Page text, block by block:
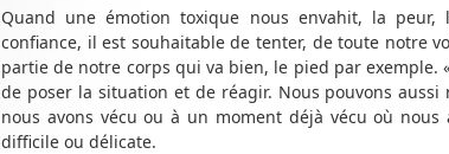
Quand une émotion toxique nous envahit, la peur,
confiance, il est souhaitable de tenter, de toute notre
partie de notre corps qui va bien, le pied par exemple.
de poser la situation et de réagir. Nous pouvons
nous avons vécu ou à un moment déjà vécu où
difficile ou délicate.